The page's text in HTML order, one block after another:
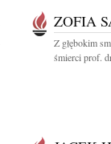
ZOFIA
Z głębokim
śmierci prof.